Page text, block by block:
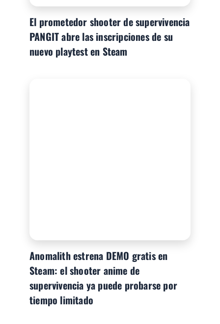
El prometedor shooter de supervivencia
PANGIT abre las inscripciones de su
nuevo playtest en Steam
Anomalith estrena DEMO gratis en
Steam: el shooter anime de
supervivencia ya puede probarse por
tiempo limitado